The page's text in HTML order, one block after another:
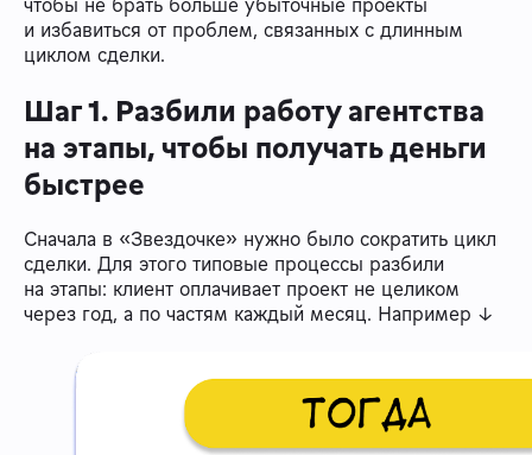
и избавиться от проблем, связанных с длинным
циклом сделки.
Шаг 1. Разбили работу агентства
на этапы, чтобы получать деньги
быстрее
Сначала в «Звездочке» нужно было сократить цикл
сделки. Для этого типовые процессы разбили
на этапы: клиент оплачивает проект не целиком
через год, а по частям каждый месяц. Например ↓